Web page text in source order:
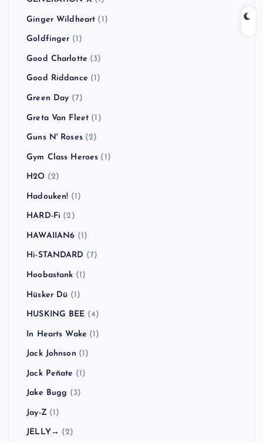
Ginger Wildheart (1)
Goldfinger (1)
Good Charlotte (3)
Good Riddance (1)
Green Day (7)
Greta Van Fleet (1)
Guns N' Roses(2)
Gym Class Heroes (1)
H2O (2)
Hadouken! (1)
HARD-Fi (2)
HAWAIIAN6 (1)
Hi-STANDARD (7)
Hoobastank (1)
Hüsker Dü (1)
HUSKING BEE (4)
In Hearts Wake (1)
Jack Johnson (1)
Jack Peñate (1)
Jake Bugg (3)
Jay-Z(1)
JELLY→ (2)